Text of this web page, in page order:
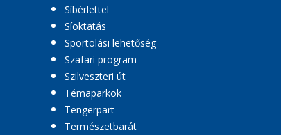
Síbérlettel
Síoktatás
Sportolási lehetőség
Szafari program
Szilveszteri út
Témaparkok
Tengerpart
Természetbarát